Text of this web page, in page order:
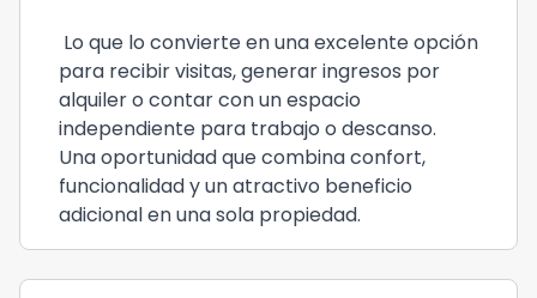
Lo que lo convierte en una excelente opción
para recibir visitas, generar ingresos por
alquiler o contar con un espacio
independiente para trabajo o descanso.
Una oportunidad que combina confort,
funcionalidad y un atractivo beneficio
adicional en una sola propiedad.